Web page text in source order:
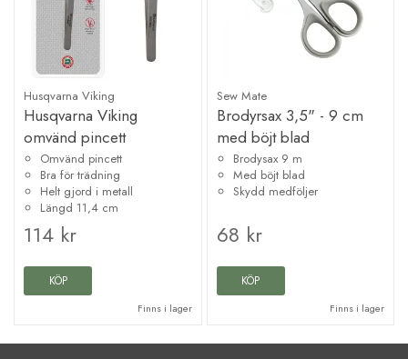
Husqvarna Viking
Husqvarna Viking
omvänd pincett
Omvänd pincett
Bra för trädning
Helt gjord i metall
Längd 11,4 cm
114 kr
KÖP
Finns i lager
Sew Mate
Brodyrsax 3,5" - 9 cm
med böjt blad
Brodysax 9 m
Med böjt blad
Skydd medföljer
68 kr
KÖP
Finns i lager